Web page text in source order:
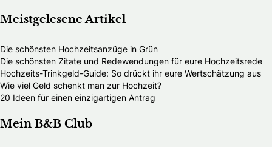
Meistgelesene Artikel
Die schönsten Hochzeitsanzüge in Grün
Die schönsten Zitate und Redewendungen für eure Hochzeitsrede
Hochzeits-Trinkgeld-Guide: So drückt ihr eure Wertschätzung aus
Wie viel Geld schenkt man zur Hochzeit?
20 Ideen für einen einzigartigen Antrag
Mein B&B Club